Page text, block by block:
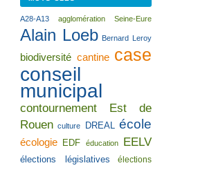
A28-A13 agglomération Seine-Eure
Alain Loeb Bernard Leroy
biodiversité cantine case
conseil
municipal
contournement Est de
Rouen culture DREAL école
écologie EDF éducation EELV
élections législatives
élections